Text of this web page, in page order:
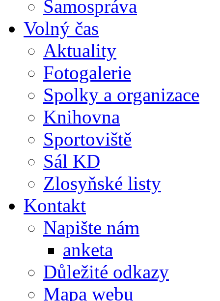
Samospráva
Volný čas
Aktuality
Fotogalerie
Spolky a organizace
Knihovna
Sportoviště
Sál KD
Zlosyňské listy
Kontakt
Napište nám
anketa
Důležité odkazy
Mapa webu